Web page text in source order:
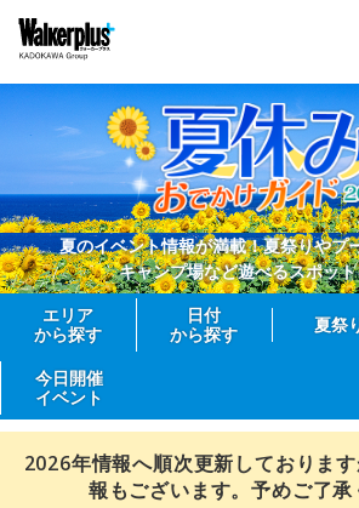
夏のイベント情報が満載！夏祭りやプ
キャンプ場など遊べるスポッ
エリア
から探す
日付
から探す
夏祭
今日開催
イベント
2026年情報へ順次更新しておりま
報もございます。予めご了承